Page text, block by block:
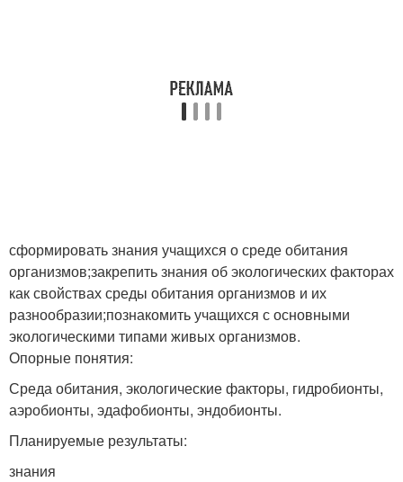
сформировать знания учащихся о среде обитания
организмов;закрепить знания об экологических факторах
как свойствах среды обитания организмов и их
разнообразии;познакомить учащихся с основными
экологическими типами живых организмов.
Опорные понятия:
Среда обитания, экологические факторы, гидробионты,
аэробионты, эдафобионты, эндобионты.
Планируемые результаты:
знания